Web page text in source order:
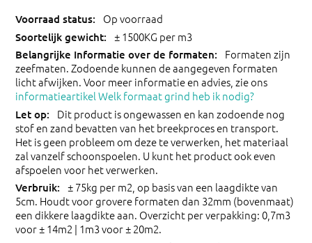
Op voorraad
± 1500KG per m3
Formaten zijn
zeefmaten. Zodoende kunnen de aangegeven formaten
licht afwijken. Voor meer informatie en advies, zie ons
informatieartikel Welk formaat grind heb ik nodig?
Dit product is ongewassen en kan zodoende nog
stof en zand bevatten van het breekproces en transport.
Het is geen probleem om deze te verwerken, het materiaal
zal vanzelf schoonspoelen. U kunt het product ook even
afspoelen voor het verwerken.
± 75kg per m2, op basis van een laagdikte van
5cm. Houdt voor grovere formaten dan 32mm (bovenmaat)
een dikkere laagdikte aan. Overzicht per verpakking: 0,7m3
voor ± 14m2 | 1m3 voor ± 20m2.